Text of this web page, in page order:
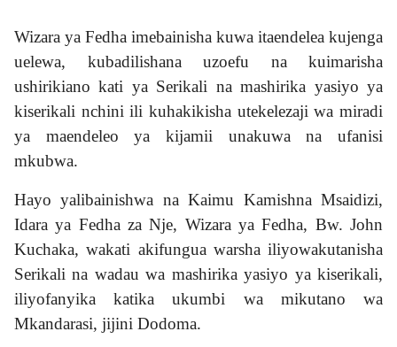
Wizara ya Fedha imebainisha kuwa itaendelea kujenga
uelewa, kubadilishana uzoefu na kuimarisha
ushirikiano kati ya Serikali na mashirika yasiyo ya
kiserikali nchini ili kuhakikisha utekelezaji wa miradi
ya maendeleo ya kijamii unakuwa na ufanisi
mkubwa.
Hayo yalibainishwa na Kaimu Kamishna Msaidizi,
Idara ya Fedha za Nje, Wizara ya Fedha, Bw. John
Kuchaka, wakati akifungua warsha iliyowakutanisha
Serikali na wadau wa mashirika yasiyo ya kiserikali,
iliyofanyika katika ukumbi wa mikutano wa
Mkandarasi, jijini Dodoma.